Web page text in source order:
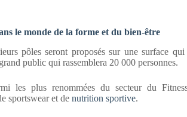
le monde de la forme et du bien-être
pôles seront proposés sur une surface
public qui rassemblera 20 000 personnes.
les plus renommées du secteur du
sportswear et de nutrition sportive.